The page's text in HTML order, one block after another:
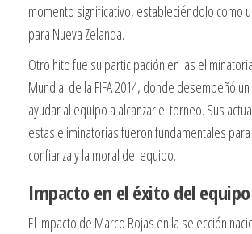
momento significativo, estableciéndolo como
para Nueva Zelanda.
Otro hito fue su participación en las
Mundial de la FIFA 2014, donde desempeñó
ayudar al equipo a alcanzar el torneo. Sus
estas eliminatorias fueron fundamentales
confianza y la moral del equipo.
Impacto en el éxito del
El impacto de Marco Rojas en la selección